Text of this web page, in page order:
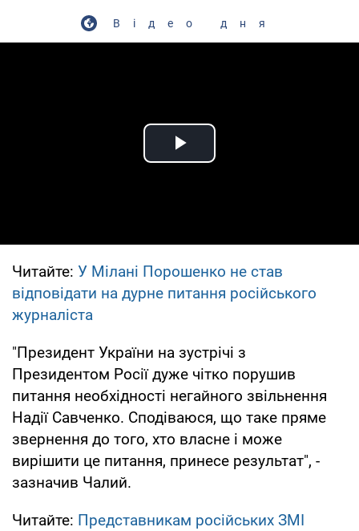
Відео дня
Play Video
Читайте: У Мілані Порошенко не став
відповідати на дурне питання російського
журналіста
"Президент України на зустрічі з
Президентом Росії дуже чітко порушив
питання необхідності негайного звільнення
Надії Савченко. Сподіваюся, що таке пряме
звернення до того, хто власне і може
вирішити це питання, принесе результат", -
зазначив Чалий.
Читайте: Представникам російських ЗМІ